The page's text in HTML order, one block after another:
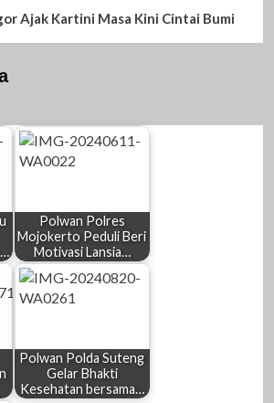
Ajak Kartini Masa Kini Cintai Bumi
Polwan Polres
Mojokerto Peduli Beri
Motivasi Lansia…
Polwan Polda Suteng
Gelar Bhakti
Kesehatan bersama…